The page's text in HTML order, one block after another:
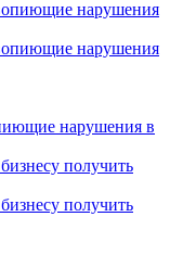
нарушения в